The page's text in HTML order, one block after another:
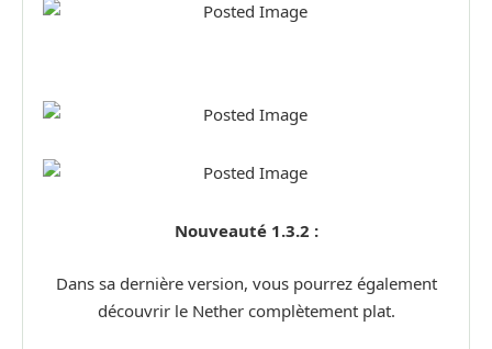
Nouveauté 1.3.2 :
Dans sa dernière version, vous pourrez également
découvrir le Nether complètement plat.